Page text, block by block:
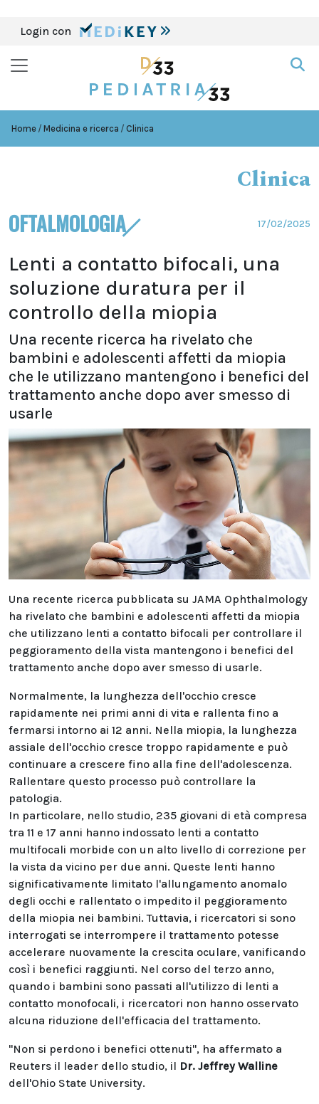
Login con
Home Medicina e ricerca Clinica
Clinica
OFTALMOLOGIA 17/02/2025
Lenti a contatto bifocali, una
soluzione duratura per il
controllo della miopia
Una recente ricerca ha rivelato che
bambini e adolescenti affetti da miopia
che le utilizzano mantengono i benefici del
trattamento anche dopo aver smesso di
usarle
Una recente ricerca pubblicata su JAMA Ophthalmology
ha rivelato che bambini e adolescenti affetti da miopia
che utilizzano lenti a contatto bifocali per controllare il
peggioramento della vista mantengono i benefici del
trattamento anche dopo aver smesso di usarle.
Normalmente, la lunghezza dell'occhio cresce
rapidamente nei primi anni di vita e rallenta fino a
fermarsi intorno ai 12 anni. Nella miopia, la lunghezza
assiale dell'occhio cresce troppo rapidamente e può
continuare a crescere fino alla fine dell'adolescenza.
Rallentare questo processo può controllare la
patologia.
In particolare, nello studio, 235 giovani di età compresa
tra 11 e 17 anni hanno indossato lenti a contatto
multifocali morbide con un alto livello di correzione per
la vista da vicino per due anni. Queste lenti hanno
significativamente limitato l'allungamento anomalo
degli occhi e rallentato o impedito il peggioramento
della miopia nei bambini. Tuttavia, i ricercatori si sono
interrogati se interrompere il trattamento potesse
accelerare nuovamente la crescita oculare, vanificando
così i benefici raggiunti. Nel corso del terzo anno,
quando i bambini sono passati all'utilizzo di lenti a
contatto monofocali, i ricercatori non hanno osservato
alcuna riduzione dell'efficacia del trattamento.
"Non si perdono i benefici ottenuti", ha affermato a
Reuters il leader dello studio, il Dr. Jeffrey Walline
dell'Ohio State University.